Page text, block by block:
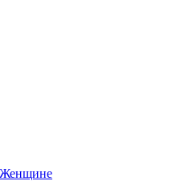
Женщине